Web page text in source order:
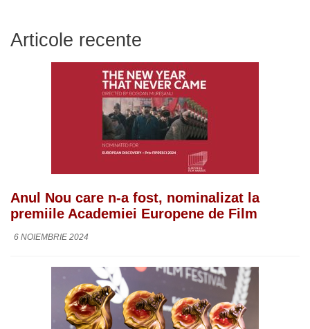
Articole recente
Anul Nou care n-a fost, nominalizat la
premiile Academiei Europene de Film
6 NOIEMBRIE 2024